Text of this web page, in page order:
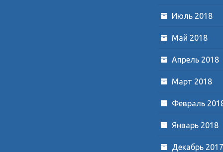
Июль 2018
Май 2018
Апрель 2018
Март 2018
Февраль
Январь 2018
Декабрь 2017